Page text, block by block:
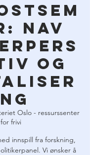
Nav
og
Oslo - ressurssenter
for frivi
innspill fra forskning,
Vi ønsker å